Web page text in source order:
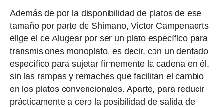
Además de por la disponibilidad de platos de ese
tamaño por parte de Shimano, Victor Campenaerts
elige el de Alugear por ser un plato específico para
transmisiones monoplato, es decir, con un dentado
específico para sujetar firmemente la cadena en él,
sin las rampas y remaches que facilitan el cambio
en los platos convencionales. Aparte, para reducir
prácticamente a cero la posibilidad de salida de